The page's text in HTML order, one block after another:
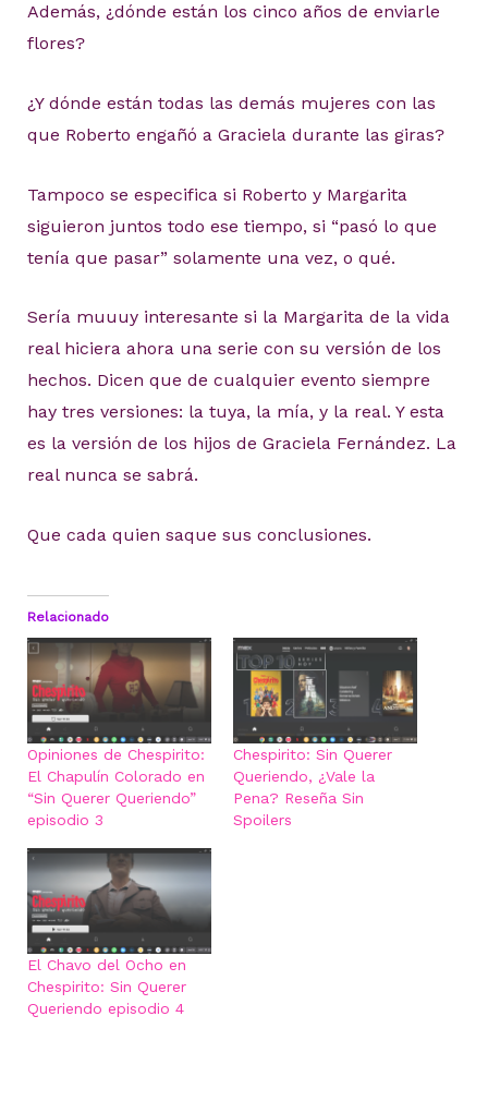
Además, ¿dónde están los cinco años de enviarle
flores?
¿Y dónde están todas las demás mujeres con las
que Roberto engañó a Graciela durante las giras?
Tampoco se especifica si Roberto y Margarita
siguieron juntos todo ese tiempo, si “pasó lo que
tenía que pasar” solamente una vez, o qué.
Sería muuuy interesante si la Margarita de la vida
real hiciera ahora una serie con su versión de los
hechos. Dicen que de cualquier evento siempre
hay tres versiones: la tuya, la mía, y la real. Y esta
es la versión de los hijos de Graciela Fernández. La
real nunca se sabrá.
Que cada quien saque sus conclusiones.
Relacionado
Opiniones de Chespirito:
El Chapulín Colorado en
“Sin Querer Queriendo”
episodio 3
Chespirito: Sin Querer
Queriendo, ¿Vale la
Pena? Reseña Sin
Spoilers
El Chavo del Ocho en
Chespirito: Sin Querer
Queriendo episodio 4